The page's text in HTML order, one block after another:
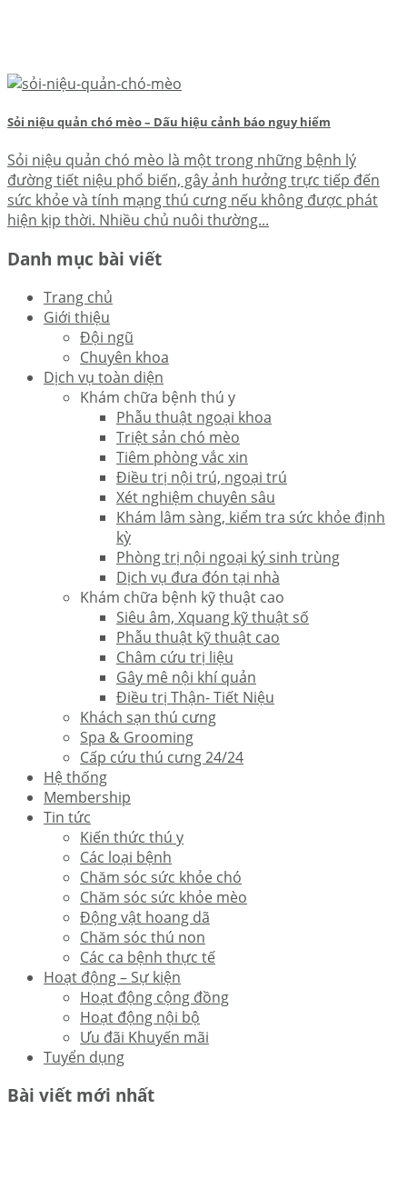
Sỏi niệu quản chó mèo – Dấu hiệu cảnh báo nguy hiểm
Sỏi niệu quản chó mèo là một trong những bệnh lý
đường tiết niệu phổ biến, gây ảnh hưởng trực tiếp đến
sức khỏe và tính mạng thú cưng nếu không được phát
hiện kịp thời. Nhiều chủ nuôi thường...
Danh mục bài viết
Trang chủ
Giới thiệu
Đội ngũ
Chuyên khoa
Dịch vụ toàn diện
Khám chữa bệnh thú y
Phẫu thuật ngoại khoa
Triệt sản chó mèo
Tiêm phòng vắc xin
Điều trị nội trú, ngoại trú
Xét nghiệm chuyên sâu
Khám lâm sàng, kiểm tra sức khỏe định
kỳ
Phòng trị nội ngoại ký sinh trùng
Dịch vụ đưa đón tại nhà
Khám chữa bệnh kỹ thuật cao
Siêu âm, Xquang kỹ thuật số
Phẫu thuật kỹ thuật cao
Châm cứu trị liệu
Gây mê nội khí quản
Điều trị Thận- Tiết Niệu
Khách sạn thú cưng
Spa & Grooming
Cấp cứu thú cưng 24/24
Hệ thống
Membership
Tin tức
Kiến thức thú y
Các loại bệnh
Chăm sóc sức khỏe chó
Chăm sóc sức khỏe mèo
Động vật hoang dã
Chăm sóc thú non
Các ca bệnh thực tế
Hoạt động – Sự kiện
Hoạt động cộng đồng
Hoạt động nội bộ
Ưu đãi Khuyến mãi
Tuyển dụng
Bài viết mới nhất